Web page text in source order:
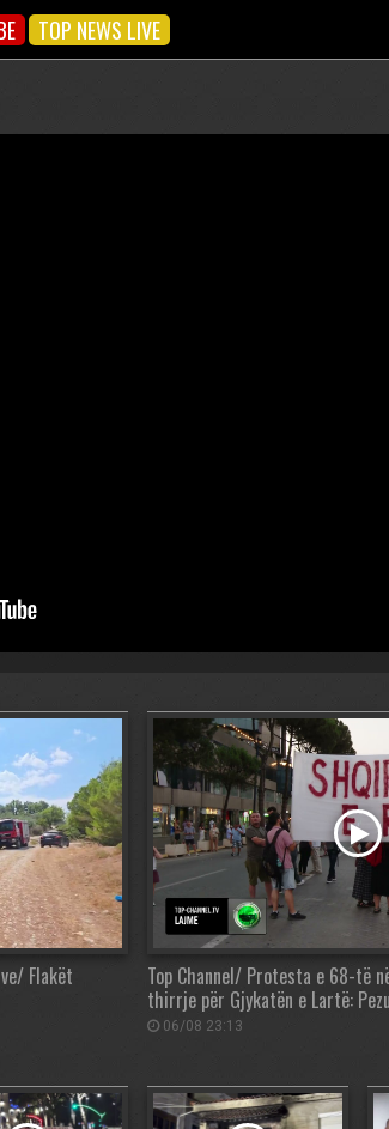
TOP NEWS LIVE
Flakët
Top Channel/ Protesta e 68-të
thirrje për Gjykatën e Lartë:
06/08 23:13